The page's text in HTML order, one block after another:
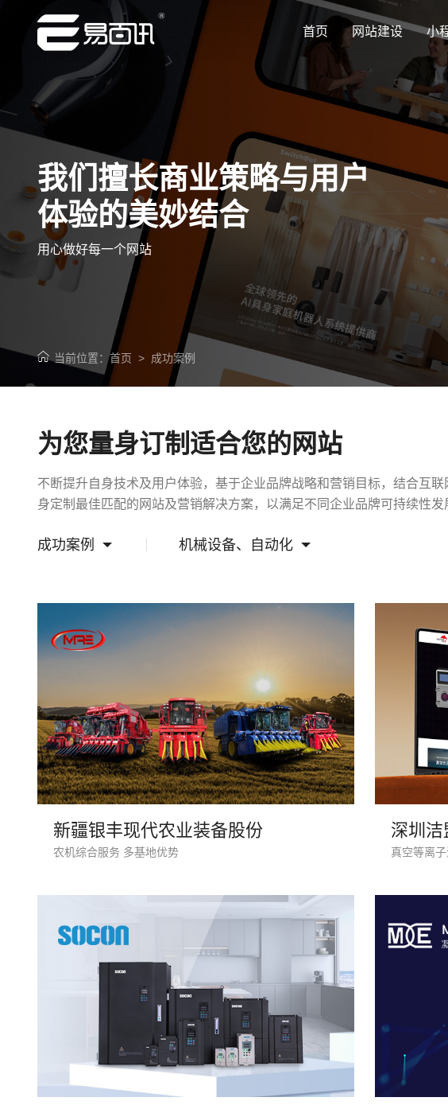
首页 网站建设
专注网站建设行业优质供应商
小
专注网站建设行业优质供应商
专注网站建设行业优质供应商
专注网站建设行业优质供应商
专注网站建设行业优质供应商
我们擅长商业策略与用户
体验的美妙结合
用心做好每一个网站
当前位置：首页 > 成功案例
为您量身订制适合您的网站
不断提升自身技术及用户体验，基于企业品牌战略和营销目标，结合互联
身定制最佳匹配的网站及营销解决方案，以满足不同企业品牌可持续性发
成功案例 机械设备、自动化
新疆银丰现代农业装备股份
农机综合服务 多基地优势
深圳洁
真空等离